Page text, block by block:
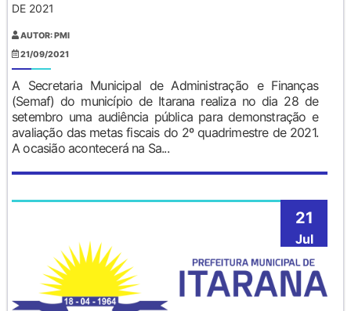
DE 2021
AUTOR: PMI
21/09/2021
A Secretaria Municipal de Administração e Finanças
(Semaf) do município de Itarana realiza no dia 28 de
setembro uma audiência pública para demonstração e
avaliação das metas fiscais do 2º quadrimestre de 2021.
A ocasião acontecerá na Sa...
21
Jul